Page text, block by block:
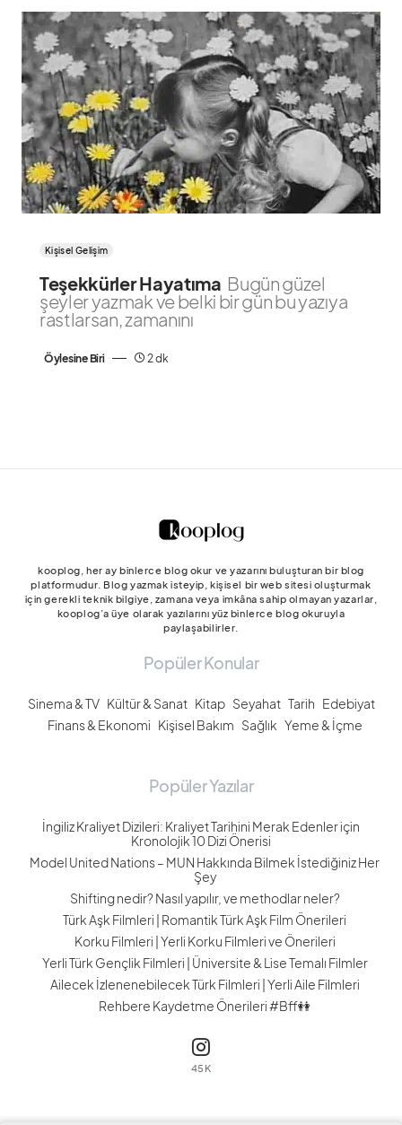
Kişisel Gelişim
Teşekkürler Hayatıma Bugün güzel
şeyler yazmak ve belki bir gün bu yazıya
rastlarsan, zamanını
Öylesine Biri 2 dk
kooplog, her ay binlerce blog okur ve yazarını buluşturan bir blog
platformudur. Blog yazmak isteyip, kişisel bir web sitesi oluşturmak
için gerekli teknik bilgiye, zamana veya imkâna sahip olmayan yazarlar,
kooplog’a üye olarak yazılarını yüz binlerce blog okuruyla
paylaşabilirler.
Popüler Konular
Sinema & TV Kültür & Sanat Kitap Seyahat Tarih Edebiyat
Finans & Ekonomi Kişisel Bakım Sağlık Yeme & İçme
Popüler Yazılar
İngiliz Kraliyet Dizileri: Kraliyet Tarihini Merak Edenler için
Kronolojik 10 Dizi Önerisi
Model United Nations – MUN Hakkında Bilmek İstediğiniz Her
Şey
Shifting nedir? Nasıl yapılır, ve methodlar neler?
Türk Aşk Filmleri | Romantik Türk Aşk Film Önerileri
Korku Filmleri | Yerli Korku Filmleri ve Önerileri
Yerli Türk Gençlik Filmleri | Üniversite & Lise Temalı Filmler
Ailecek İzlenenebilecek Türk Filmleri | Yerli Aile Filmleri
Rehbere Kaydetme Önerileri #Bff👭
45K